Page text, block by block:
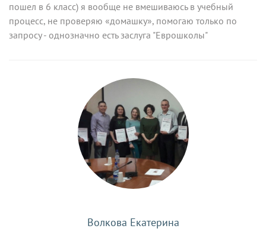
пошел в 6 класс) я вообще не вмешиваюсь в учебный
процесс, не проверяю «домашку», помогаю только по
запросу - однозначно есть заслуга "Еврошколы"
Волкова Екатерина